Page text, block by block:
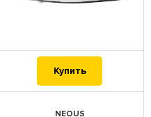
Купить
NEOUS